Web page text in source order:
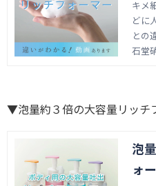
キメ
どに
との
石堂
▼泡量約３倍の大容量リッチ
泡
ォ